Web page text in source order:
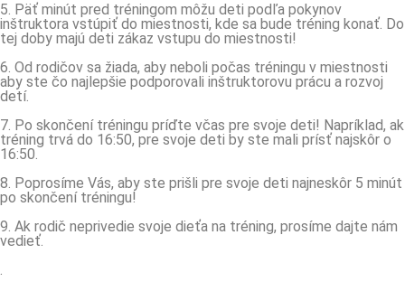
5. Päť minút pred tréningom môžu deti podľa pokynov
inštruktora vstúpiť do miestnosti, kde sa bude tréning konať. Do
tej doby majú deti zákaz vstupu do miestnosti!
6. Od rodičov sa žiada, aby neboli počas tréningu v miestnosti
aby ste čo najlepšie podporovali inštruktorovu prácu a rozvoj
detí.
7. Po skončení tréningu príďte včas pre svoje deti! Napríklad, ak
tréning trvá do 16:50, pre svoje deti by ste mali prísť najskôr o
16:50.
8. Poprosíme Vás, aby ste prišli pre svoje deti najneskôr 5 minút
po skončení tréningu!
9. Ak rodič neprivedie svoje dieťa na tréning, prosíme dajte nám
vedieť.
.